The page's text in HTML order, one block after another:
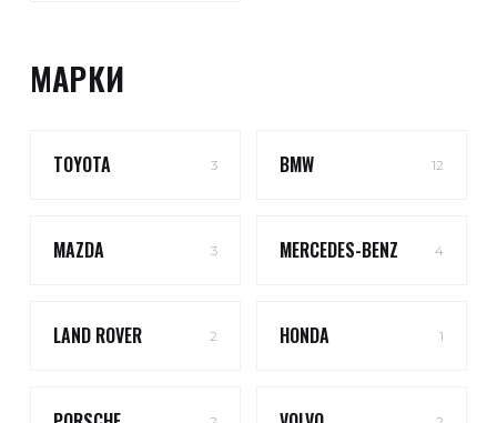
МАРКИ
TOYOTA 3 BMW 12
MAZDA 3 MERCEDES-BENZ 4
LAND ROVER 2 HONDA 1